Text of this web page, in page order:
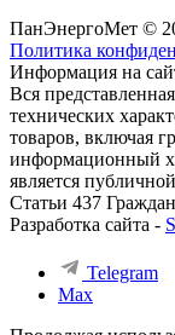
ПанЭнергоМет ©
Политика
Информация на
Вся
технических
товаров, включая
информационный
является
Статьи 437
Разработка сайта -
Telegram
Max